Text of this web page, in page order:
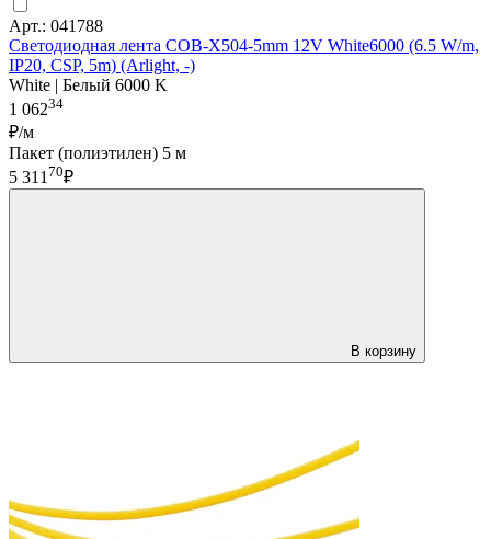
Арт.: 041788
Светодиодная лента COB-X504-5mm 12V White6000 (6.5 W/m,
IP20, CSP, 5m) (Arlight, -)
White | Белый 6000 K
1 06234
₽/м
Пакет (полиэтилен) 5 м
5 311 70₽
В корзину